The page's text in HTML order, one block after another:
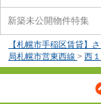
新築未公開物件特集
【札幌市手稲区賃貸】
局札幌市営東西線 > 西